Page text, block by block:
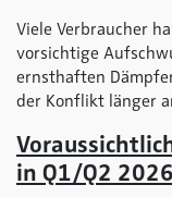
Viele Verbraucher
vorsichtige
ernsthaften
der Konflikt länger
in Q1/Q2